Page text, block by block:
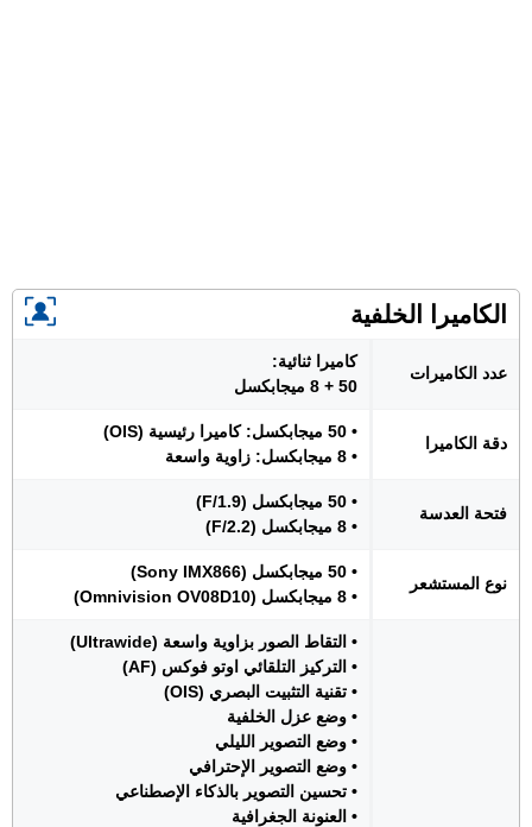
الكاميرا الخلفية
عدد الكاميرات
كاميرا ثنائية:
50 + 8 ميجابكسل
دقة الكاميرا
• 50 ميجابكسل: كاميرا رئيسية (OIS)
• 8 ميجابكسل: زاوية واسعة
فتحة العدسة
• 50 ميجابكسل (F/1.9)
• 8 ميجابكسل (F/2.2)
نوع المستشعر
• 50 ميجابكسل (Sony IMX866)
• 8 ميجابكسل (Omnivision OV08D10)
• التقاط الصور بزاوية واسعة (Ultrawide)
• التركيز التلقائي اوتو فوكس (AF)
• تقنية التثبيت البصري (OIS)
• وضع عزل الخلفية
• وضع التصوير الليلي
• وضع التصوير الإحترافي
• تحسين التصوير بالذكاء الإصطناعي
• العنونة الجغرافية